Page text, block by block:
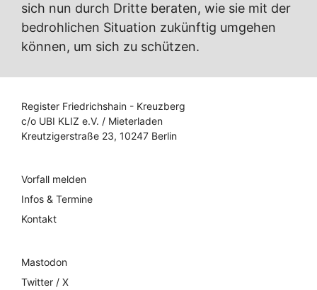
sich nun durch Dritte beraten, wie sie mit der
bedrohlichen Situation zukünftig umgehen
können, um sich zu schützen.
Register Friedrichshain - Kreuzberg
c/o UBI KLIZ e.V. / Mieterladen
Kreutzigerstraße 23, 10247 Berlin
Vorfall melden
Infos & Termine
Kontakt
Mastodon
Twitter / X